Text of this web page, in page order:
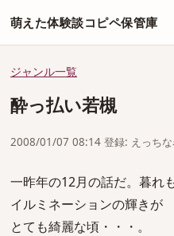
萌えた体験談コピペ保管庫
ジャンル一覧
酔っ払い若槻
2008/01/07 08:14 登録: えっちな
一昨年の12月の話だ。暮れ
イルミネーションの輝きが
とても綺麗な頃・・・。